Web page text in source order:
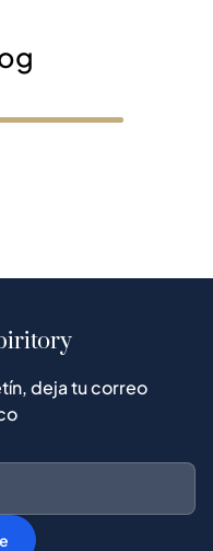
deja tu correo